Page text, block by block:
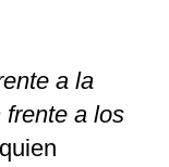
a la
frente a los